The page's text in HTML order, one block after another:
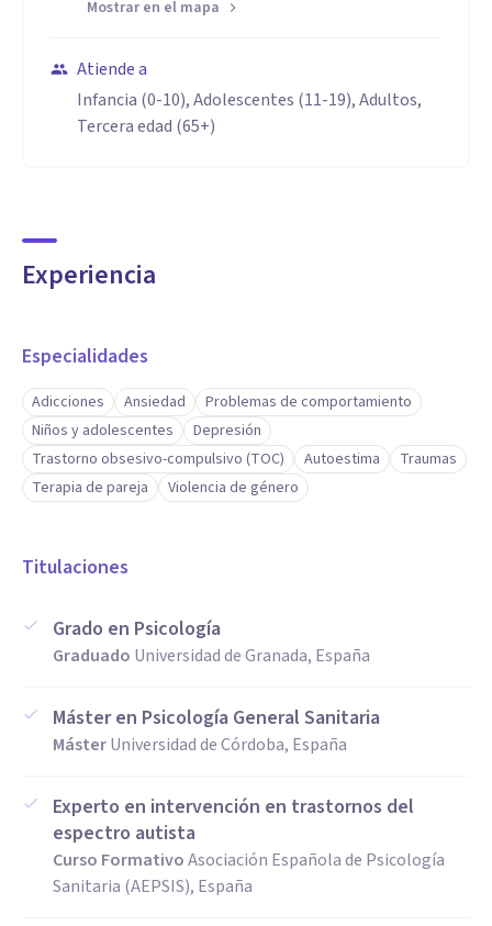
Mostrar en el mapa
Atiende a
Infancia (0-10), Adolescentes (11-19), Adultos,
Tercera edad (65+)
Experiencia
Especialidades
Adicciones Ansiedad
Problemas de comportamiento
Niños y adolescentes
Depresión
Trastorno obsesivo-compulsivo (TOC)
Autoestima
Traumas
Terapia de pareja
Violencia de género
Titulaciones
Grado en Psicología
Graduado Universidad de Granada, España
Máster en Psicología General Sanitaria
MásterUniversidad de Córdoba, España
Experto en intervención en trastornos del
espectro autista
Curso FormativoAsociación Española de Psicología
Sanitaria (AEPSIS), España